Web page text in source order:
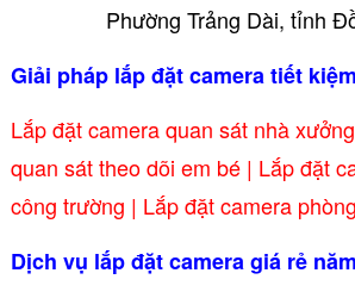
Phường Trảng Dài, tỉnh
Giải pháp lắp đặt camera tiết
Lắp đặt camera quan sát nhà xưởng
quan sát theo dõi em bé| Lắp đặt
công trường | Lắp đặt camera
Dịch vụ lắp đặt camera giá rẻ